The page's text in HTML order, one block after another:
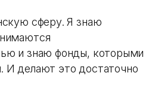
сферу. Я знаю
и знаю фонды, которыми
И делают это достаточно